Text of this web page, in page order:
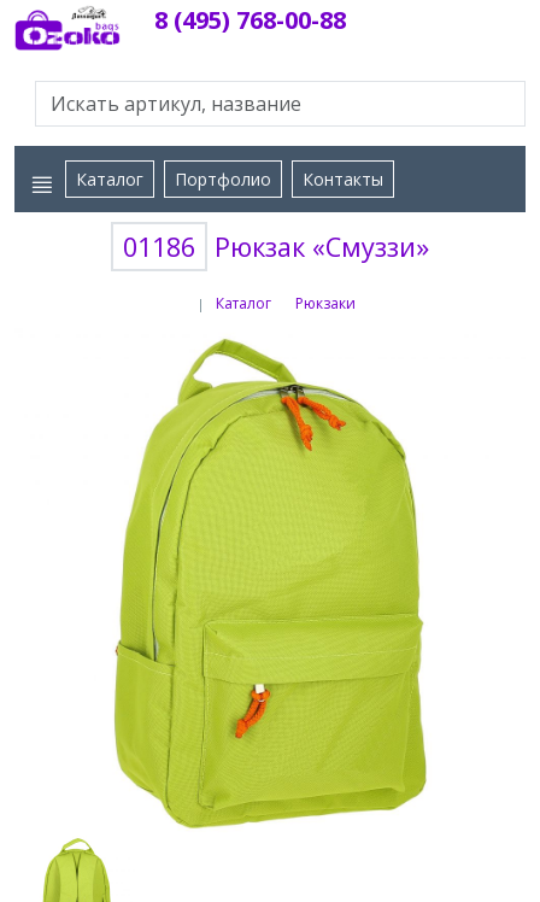
8 (495) 768-00-88
Каталог Портфолио Контакты
01186 Рюкзак «Смуззи»
| Каталог Рюкзаки